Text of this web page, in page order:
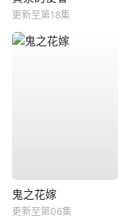
更新至第18集
鬼之花嫁
更新至第06集